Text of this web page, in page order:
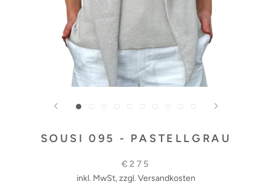
SOUSI 095 - PASTELLGRAU
€275
inkl. MwSt, zzgl. Versandkosten